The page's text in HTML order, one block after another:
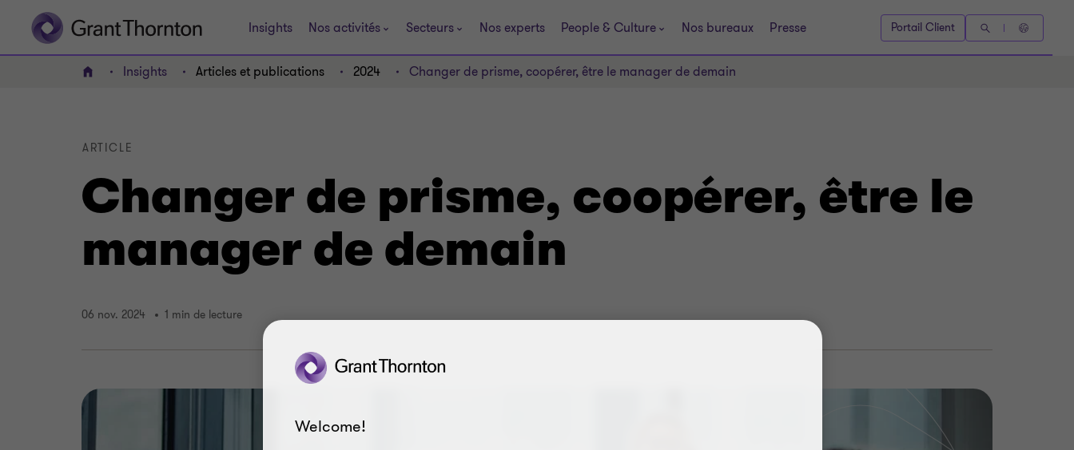
Insights Nos activités Secteurs Nos experts People & Culture Nos bureaux Presse Portail Client
ACCUEILInsights Articles et publications 2024 Changer de prisme, coopérer, être le manager de demain
Changer de prisme, coopérer, être le
manager de demain
ARTICLE
06 nov. 2024 1 min de lecture
Welcome!